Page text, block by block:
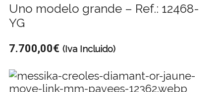
Uno modelo grande – Ref.: 12468-
YG
7.700,00€ (Iva Incluido)